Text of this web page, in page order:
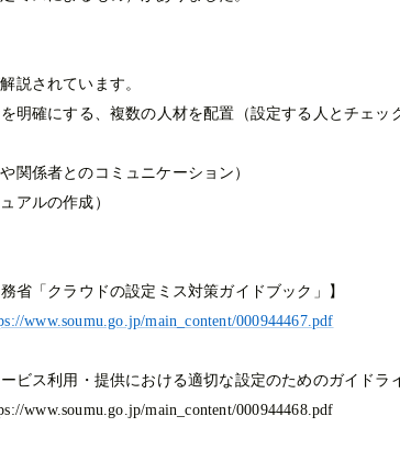
説されています。
確にする、複数の人材を配置（設定する人とチェッ
係者とのコミュニケーション）
アルの作成）
務省「クラウドの設定ミス対策ガイドブック」】
www.soumu.go.jp/main_content/000944467.pdf
ビス利用・提供における適切な設定のためのガイドラ
www.soumu.go.jp/main_content/000944468.pdf